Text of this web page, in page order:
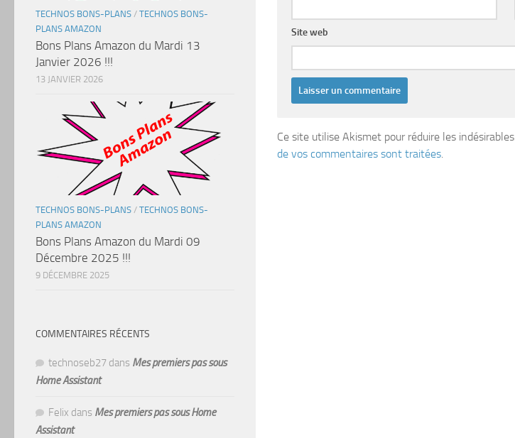
Site web
Ce site utilise Akismet pour réduire les indésirables.
de vos commentaires sont traitées
TECHNOS BONS-PLANS / TECHNOS BONS-
PLANS AMAZON
Bons Plans Amazon du Mardi 13
Janvier 2026 !!!
13 JANVIER 2026
TECHNOS BONS-PLANS / TECHNOS BONS-
PLANS AMAZON
Bons Plans Amazon du Mardi 09
Décembre 2025 !!!
9 DÉCEMBRE 2025
COMMENTAIRES RÉCENTS
technoseb27 dans Mes premiers pas sous
Home Assistant
Felix dans Mes premiers pas sous Home
Assistant